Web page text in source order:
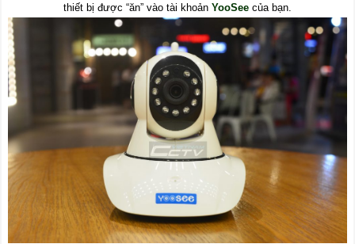
thiết bị được “ăn” vào tài khoản YooSeecủa bạn.